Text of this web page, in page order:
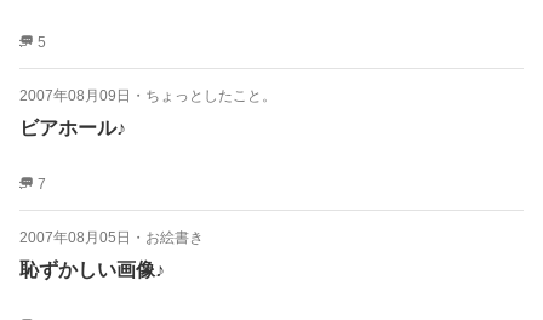
5
2007年08月09日 ・ ちょっとしたこと。
ビアホール♪
7
2007年08月05日 ・ お絵書き
恥ずかしい画像♪